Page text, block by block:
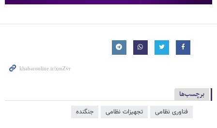
برچسب‌ها
فناوری نظامی تجهیزات نظامی جنگنده